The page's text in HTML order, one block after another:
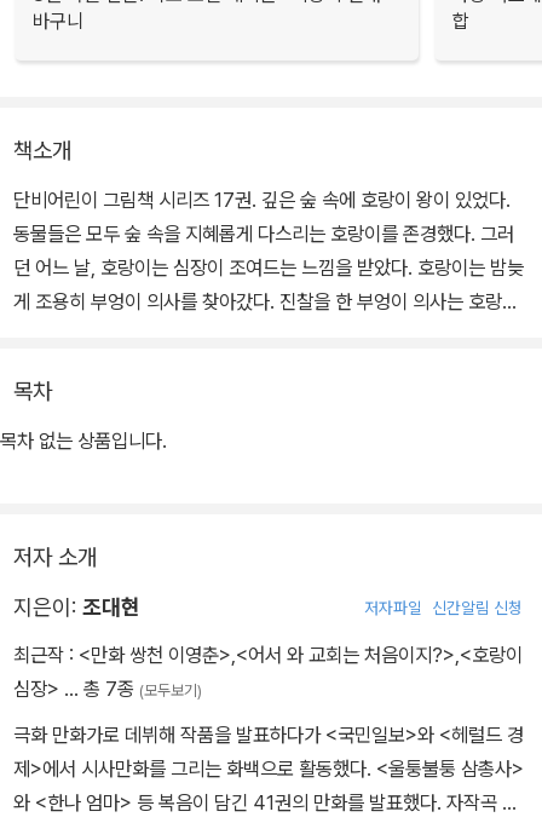
바구니
합
책소개
단비어린이 그림책 시리즈 17권. 깊은 숲 속에 호랑이 왕이 있었다.
동물들은 모두 숲 속을 지혜롭게 다스리는 호랑이를 존경했다. 그러
던 어느 날, 호랑이는 심장이 조여드는 느낌을 받았다. 호랑이는 밤늦
게 조용히 부엉이 의사를 찾아갔다. 진찰을 한 부엉이 의사는 호랑이
호랑이는 그럼 당장 수술을 하라고 하지만 부엉이는 순간 망설인다.
기 위해선 사슴의 심장이라도 이식을 해야 합니다.”
숲 속의 왕인 호랑이보고 사슴 심장을 달고 살라니 호랑이는 자존심
이 상한다. 몇 날 며칠을 고민한 호랑이. 자존심보다는 목숨을 선택한
다. 그러고는 비밀리에 사슴 심장으로 이식을 받는다. 절대 그 누구에
게도 이 사실을 말해서는 안 된다고 말이다. 하지만 사슴 심장을 갖게
된 뒤에 호랑이는 작은 것에도 놀라고 걱정도 많아졌다. 호랑이 왕은
사슴 심장을 달고 계속해서 살 수 있을까?
목차
목차 없는 상품입니다.
저자 소개
지은이: 조대현 저자파일 신간알림 신청
최근작 : <만화 쌍천 이영춘> <어서 와 교회는 처음이지?> <호랑이
심장> … 총 7종 (모두보기)
극화 만화가로 데뷔해 작품을 발표하다가 <국민일보>와 <헤럴드 경
제>에서 시사만화를 그리는 화백으로 활동했다. <울퉁불퉁 삼총사>
와 <한나 엄마> 등 복음이 담긴 41권의 만화를 발표했다. 자작곡 음